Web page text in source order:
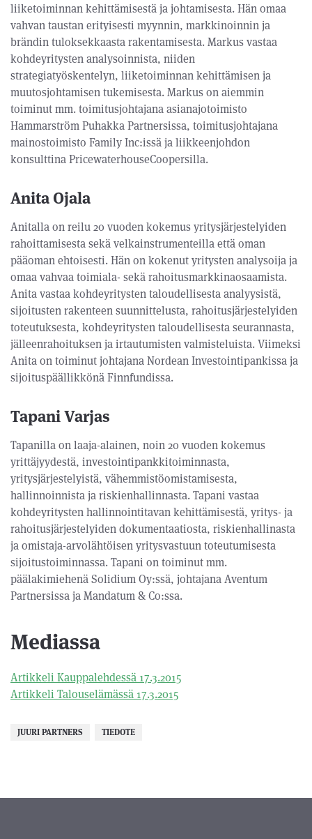
liiketoiminnan kehittämisestä ja johtamisesta. Hän omaa
vahvan taustan erityisesti myynnin, markkinoinnin ja
brändin tuloksekkaasta rakentamisesta. Markus vastaa
kohdeyritysten analysoinnista, niiden
strategiatyöskentelyn, liiketoiminnan kehittämisen ja
muutosjohtamisen tukemisesta. Markus on aiemmin
toiminut mm. toimitusjohtajana asianajotoimisto
Hammarström Puhakka Partnersissa, toimitusjohtajana
mainostoimisto Family Inc:issä ja liikkeenjohdon
konsulttina PricewaterhouseCoopersilla.
Anita Ojala
Anitalla on reilu 20 vuoden kokemus yritysjärjestelyiden
rahoittamisesta sekä velkainstrumenteilla että oman
pääoman ehtoisesti. Hän on kokenut yritysten analysoija ja
omaa vahvaa toimiala- sekä rahoitusmarkkinaosaamista.
Anita vastaa kohdeyritysten taloudellisesta analyysistä,
sijoitusten rakenteen suunnittelusta, rahoitusjärjestelyiden
toteutuksesta, kohdeyritysten taloudellisesta seurannasta,
jälleenrahoituksen ja irtautumisten valmisteluista. Viimeksi
Anita on toiminut johtajana Nordean Investointipankissa ja
sijoituspäällikkönä Finnfundissa.
Tapani Varjas
Tapanilla on laaja-alainen, noin 20 vuoden kokemus
yrittäjyydestä, investointipankkitoiminnasta,
yritysjärjestelyistä, vähemmistöomistamisesta,
hallinnoinnista ja riskienhallinnasta. Tapani vastaa
kohdeyritysten hallinnointitavan kehittämisestä, yritys- ja
rahoitusjärjestelyiden dokumentaatiosta, riskienhallinasta
ja omistaja-arvolähtöisen yritysvastuun toteutumisesta
sijoitustoiminnassa. Tapani on toiminut mm.
päälakimiehenä Solidium Oy:ssä, johtajana Aventum
Partnersissa ja Mandatum & Co:ssa.
Mediassa
Artikkeli Kauppalehdessä 17.3.2015
Artikkeli Talouselämässä 17.3.2015
JUURI PARTNERS TIEDOTE